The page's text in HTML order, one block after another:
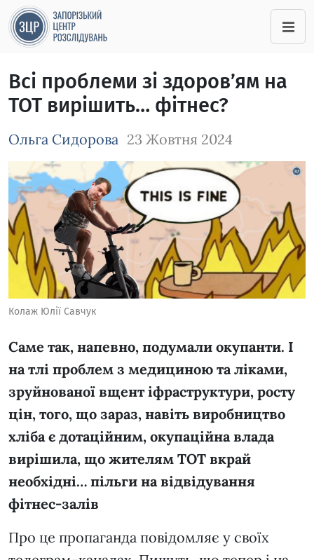
Всі проблеми зі здоров’ям на
ТОТ вирішить… фітнес?
Ольга Сидорова 23 Жовтня 2024
Зображення завантажується
Колаж Юлії Савчук
Саме так, напевно, подумали окупанти. І
на тлі проблем з медициною та ліками,
зруйнованої вщент іфраструктури, росту
цін, того, що зараз, навіть виробництво
хліба є дотаційним, окупаційна влада
вирішила, що жителям ТОТ вкрай
необхідні… пільги на відвідування
фітнес-залів
Про це пропаганда повідомляє у своїх